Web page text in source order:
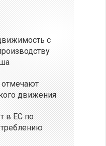
с
движения
в ЕС по